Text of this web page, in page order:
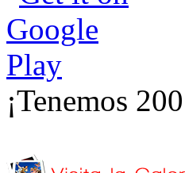
¡Tenemos